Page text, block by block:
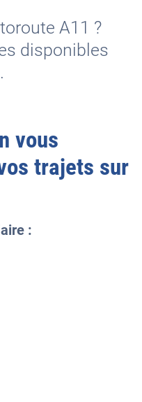
A11 ?
disponibles
vous
trajets sur
: